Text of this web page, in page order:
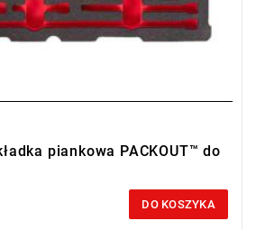
piankowa PACKOUT™ do
DO KOSZYKA